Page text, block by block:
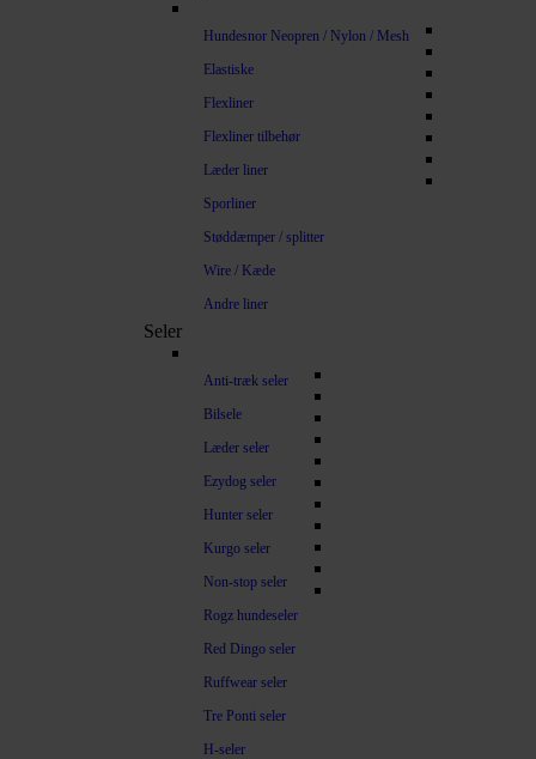
Hundesnor Neopren / Nylon / Mesh
Elastiske
Flexliner
Flexliner tilbehør
Læder liner
Sporliner
Støddæmper / splitter
Wire / Kæde
Andre liner
Seler
Anti-træk seler
Bilsele
Læder seler
Ezydog seler
Hunter seler
Kurgo seler
Non-stop seler
Rogz hundeseler
Red Dingo seler
Ruffwear seler
Tre Ponti seler
H-seler